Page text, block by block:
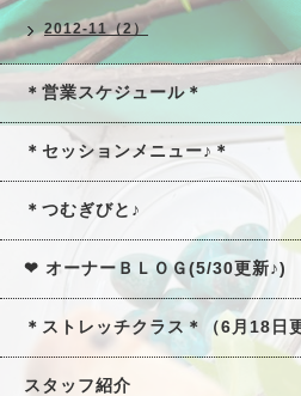
2012-11（2）
＊営業スケジュール＊
＊セッションメニュー♪＊
＊つむぎびと♪
❤ オーナーＢＬＯＧ(5/30更新♪)
＊ストレッチクラス＊（6月18日
スタッフ紹介